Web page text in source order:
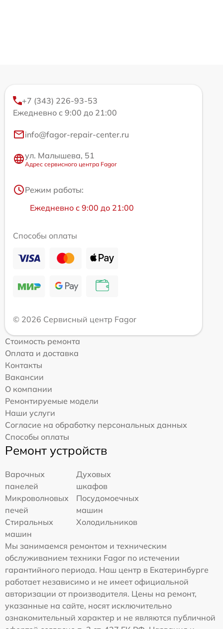
+7 (343) 226-93-53
Ежедневно с 9:00 до 21:00
info@fagor-repair-center.ru
ул. Малышева, 51
Адрес сервисного центра Fagor
Режим работы:
Ежедневно с 9:00 до 21:00
Способы оплаты
© 2026 Сервисный центр Fagor
Стоимость ремонта
Оплата и доставка
Контакты
Вакансии
О компании
Ремонтируемые модели
Наши услуги
Согласие на обработку персональных данных
Способы оплаты
Ремонт устройств
Варочных
панелей
Духовых
шкафов
Микроволновых
печей
Посудомоечных
машин
Стиральных
машин
Холодильников
Мы занимаемся ремонтом и техническим
обслуживанием техники Fagor по истечении
гарантийного периода. Наш центр в Екатеринбурге
работает независимо и не имеет официальной
авторизации от производителя. Цены на ремонт,
указанные на сайте, носят исключительно
ознакомительный характер и не являются публичной